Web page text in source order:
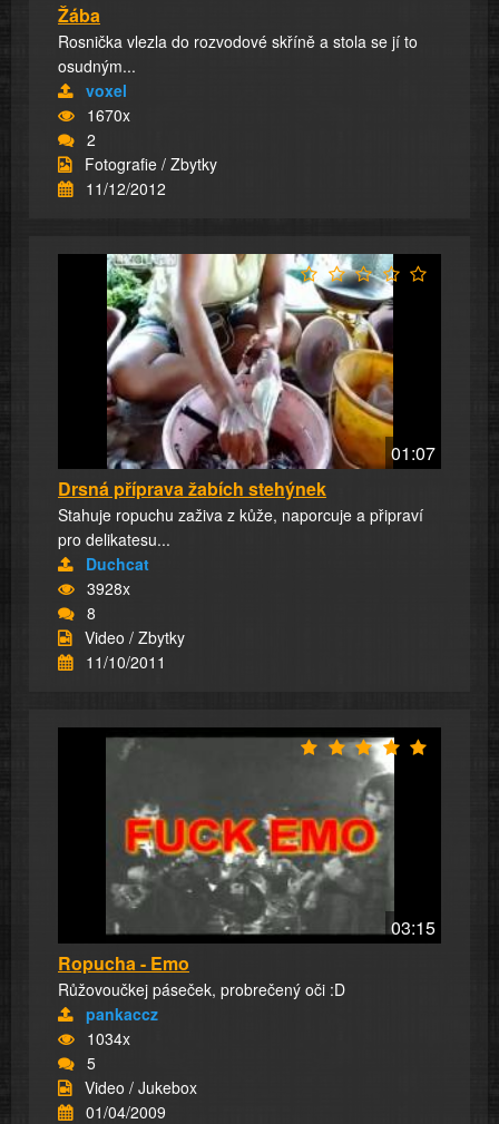
Žába
Rosnička vlezla do rozvodové skříně a stola se jí to
osudným...
voxel
1670x
2
Fotografie / Zbytky
11/12/2012
01:07
Drsná příprava žabích stehýnek
Stahuje ropuchu zaživa z kůže, naporcuje a připraví
pro delikatesu...
Duchcat
3928x
8
Video / Zbytky
11/10/2011
03:15
Ropucha - Emo
Růžovoučkej páseček, probrečený oči :D
pankaccz
1034x
5
Video / Jukebox
01/04/2009